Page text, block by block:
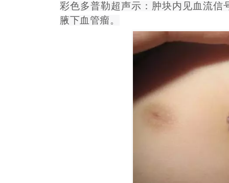
彩色多普勒超声示：肿块内见血流信
腋下血管瘤。